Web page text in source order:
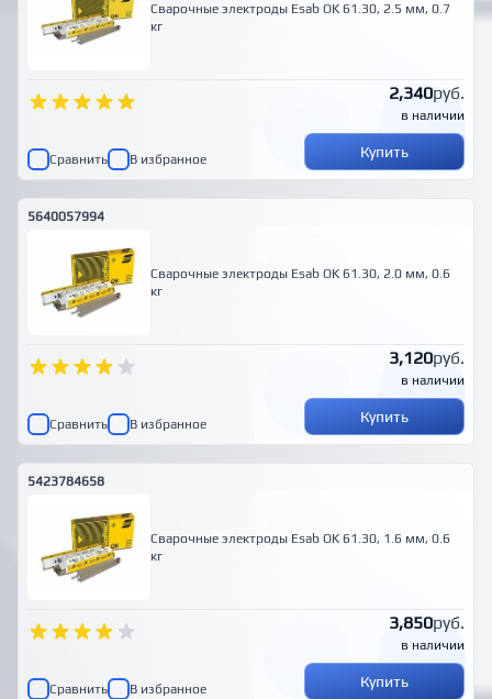
Сварочные электроды Esab OK 61.30, 2.5 мм, 0.7
кг
2,340руб.
в наличии
Сравнить В избранное Купить
5640057994
Сварочные электроды Esab OK 61.30, 2.0 мм, 0.6
кг
3,120руб.
в наличии
Сравнить В избранное Купить
5423784658
Сварочные электроды Esab OK 61.30, 1.6 мм, 0.6
кг
3,850руб.
в наличии
Сравнить В избранное Купить